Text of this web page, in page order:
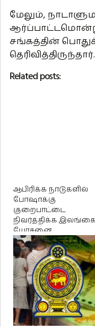
மேலும்,
சங்கத்தின் பொதுச்
தெரிவித்திருந்தார்.
Related posts:
ஆபிரிக்க நாடுகளில்
போஷாக்கு
குறைபாட்டை
நிவர்த்திக்க இலங்கை
யோசனை
முன்மொழிவு!